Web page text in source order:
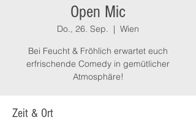
Open Mic
Do., 26. Sep.
  |
Wien
Bei Feucht & Fröhlich erwartet euch
erfrischende Comedy in gemütlicher
Atmosphäre!
Zeit & Ort